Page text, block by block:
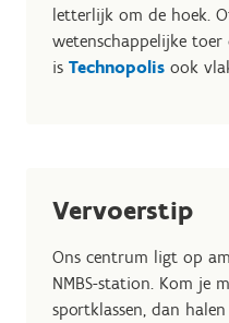
letterlijk om de hoek.
wetenschappelijke toer
is Technopolis ook
Vervoerstip
Ons centrum ligt op
NMBS-station. Kom je
sportklassen, dan